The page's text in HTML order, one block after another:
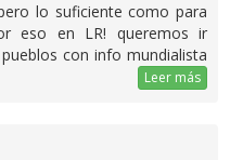
lo suficiente como para
eso en LR! queremos ir
con info mundialista
Leer más